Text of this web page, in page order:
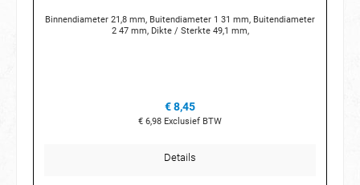
Binnendiameter 21,8 mm, Buitendiameter 1 31 mm, Buitendiameter
2 47 mm, Dikte / Sterkte 49,1 mm,
€ 8,45
€ 6,98 Exclusief BTW
Details